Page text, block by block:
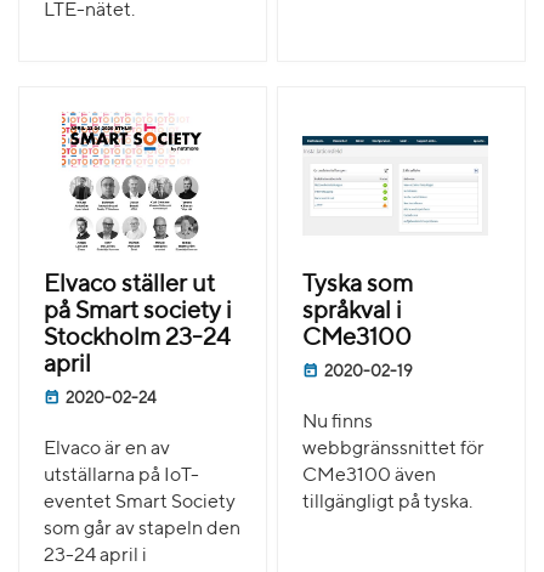
LTE-nätet.
Elvaco ställer ut
på Smart society i
Stockholm 23-24
april
2020-02-24
Elvaco är en av
utställarna på IoT-
eventet Smart Society
som går av stapeln den
23-24 april i
Tyska som
språkval i
CMe3100
2020-02-19
Nu finns
webbgränssnittet för
CMe3100 även
tillgängligt på tyska.